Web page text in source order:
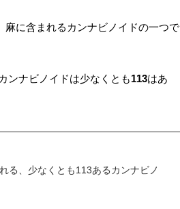
麻に含まれるカンナビノイドの一つで
ンナビノイドは少なくとも113はあ
る、少なくとも113あるカンナビノ